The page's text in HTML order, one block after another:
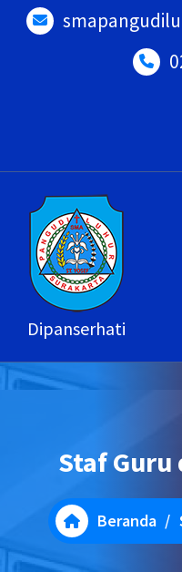
Dipanserhati
Staf Guru
Beranda /